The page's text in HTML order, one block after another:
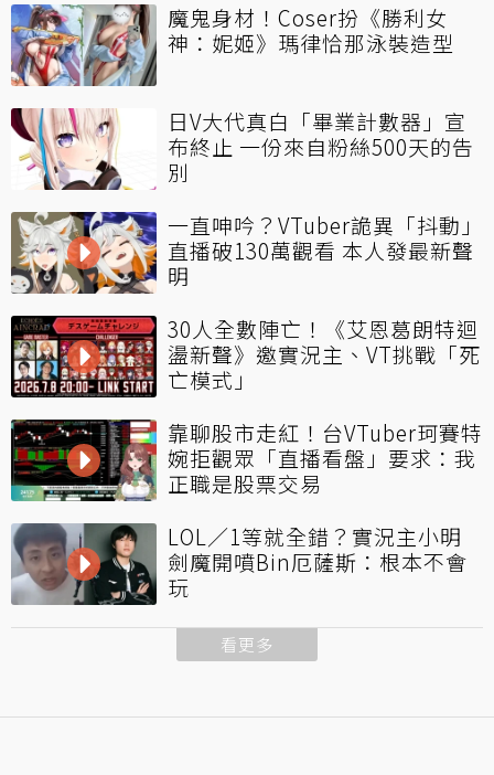
魔鬼身材！Coser扮《勝利女
神：妮姬》瑪律恰那泳裝造型
日V大代真白「畢業計數器」宣
布終止 一份來自粉絲500天的告
別
一直呻吟？VTuber詭異「抖動」
直播破130萬觀看 本人發最新聲
明
30人全數陣亡！《艾恩葛朗特迴
盪新聲》邀實況主、VT挑戰「死
亡模式」
靠聊股市走紅！台VTuber珂賽特
婉拒觀眾「直播看盤」要求：我
正職是股票交易
LOL／1等就全錯？實況主小明
劍魔開噴Bin厄薩斯：根本不會
玩
看更多